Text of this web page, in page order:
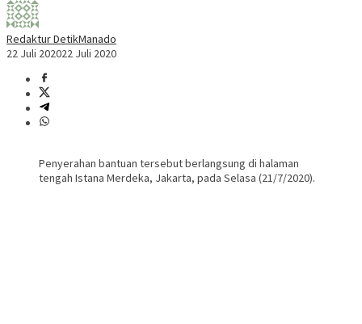
Redaktur DetikManado
22 Juli 202022 Juli 2020
Penyerahan bantuan tersebut berlangsung di halaman
tengah Istana Merdeka, Jakarta, pada Selasa (21/7/2020).